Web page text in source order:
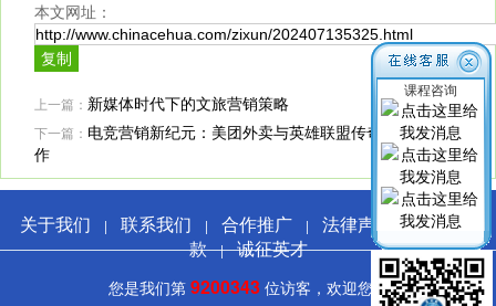
本文网址：
上一篇： 新媒体时代下的文旅营销策略
下一篇： 电竞营销新纪元：美团外卖与英雄联盟传奇杯的跨界合
作
关于我们 | 联系我们 | 合作推广 | 法律声明 |服务条
款|诚征英才
您是我们第 9200343位访客，欢迎您！
课程咨询